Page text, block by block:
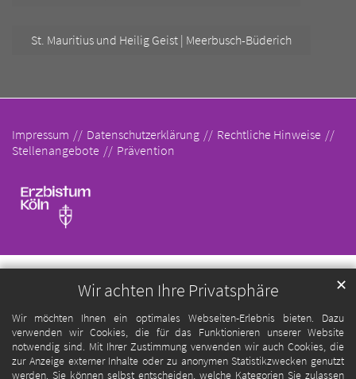
Wir achten Ihre Privatsphäre
Wir möchten Ihnen ein optimales Webseiten-Erlebnis bieten. Dazu
verwenden wir Cookies, die für das Funktionieren unserer Website
notwendig sind. Mit Ihrer Zustimmung verwenden wir auch Cookies, die
zur Anzeige externer Inhalte oder zu anonymen Statistikzwecken genutzt
werden. Sie können selbst entscheiden, welche Kategorien Sie zulassen
✕
St. Mauritius und Heilig Geist | Meerbusch-Büderich
Impressum Datenschutzerklärung
Rechtliche Hinweise
Stellenangebote
Prävention